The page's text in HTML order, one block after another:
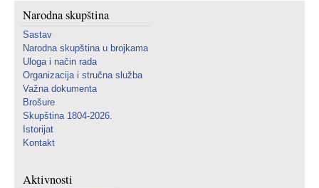
Narodna skupština
Sastav
Narodna skupština u brojkama
Uloga i način rada
Organizacija i stručna služba
Važna dokumenta
Brošure
Skupština 1804-2026.
Istorijat
Kontakt
Aktivnosti